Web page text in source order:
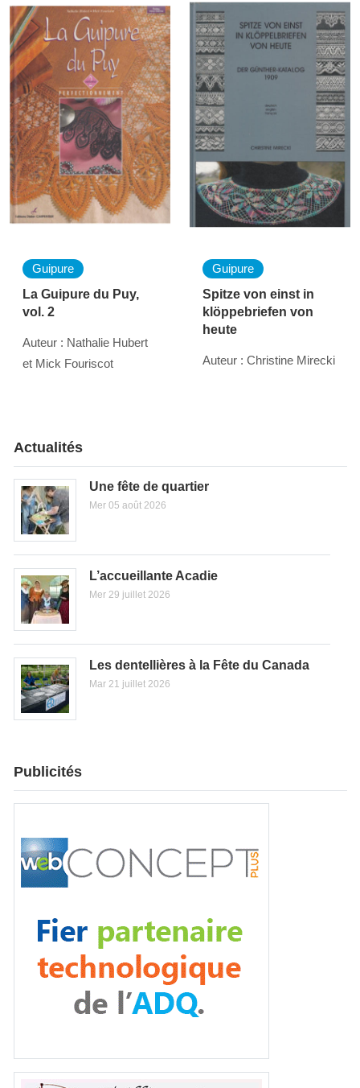
Guipure
La Guipure du Puy,
vol. 2
Auteur : Nathalie Hubert
et Mick Fouriscot
Guipure
Spitze von einst in
klöppebriefen von
heute
Auteur : Christine Mirecki
Actualités
Une fête de quartier
Mer 05 août 2026
L’accueillante Acadie
Mer 29 juillet 2026
Les dentellières à la Fête du Canada
Mar 21 juillet 2026
Publicités